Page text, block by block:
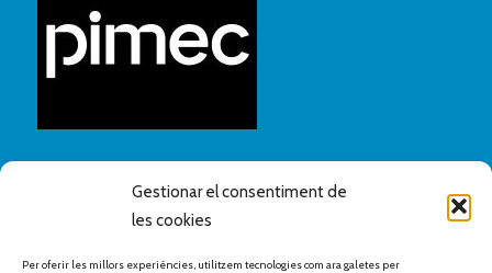
Gestionar el consentiment de
les cookies
Per oferir les millors experiències, utilitzem tecnologies com ara galetes per